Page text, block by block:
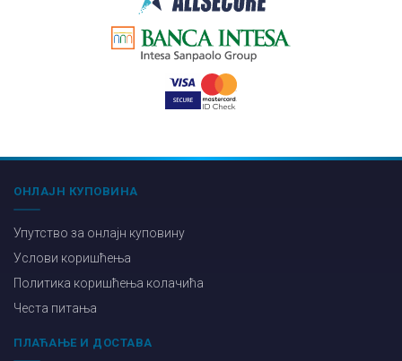
ОНЛАЈН КУПОВИНА
Упутство за онлајн куповину
Услови коришћења
Политика коришћења колачића
Честа питања
ПЛАЋАЊЕ И ДОСТАВА